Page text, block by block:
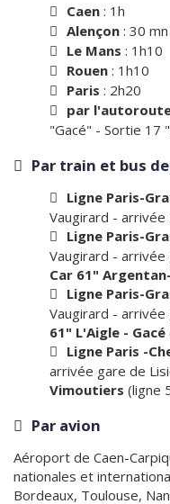
Caen : 1h
Alençon : 30 mn
Le Mans : 1h10
Rouen : 1h10
Paris : 2h20
par
"Gacé" - Sortie 17
Par train et bus
Ligne Paris-
Vaugirard - arrivée
Ligne Paris-
Vaugirard -
Car 61"
Ligne Paris-
Vaugirard - arrivée
61" L'Aigle - Gacé
Ligne Paris -
arrivée gare de
Vimoutiers (ligne
Par avion
Aéroport de Caen-
nationales et
Bordeaux, Toulouse,